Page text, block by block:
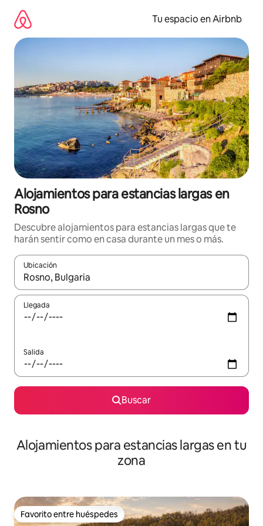
contenido
Tu espacio en Airbnb
Alojamientos para estancias largas en
Rosno
Descubre alojamientos para estancias largas que te
harán sentir como en casa durante un mes o más.
Ubicación
Cuando los resultados estén disponibles, podrás navegar
Llegada
Salida
Buscar
Alojamientos para estancias largas en tu
zona
Favorito entre huéspedes
Favorito entre huéspedes